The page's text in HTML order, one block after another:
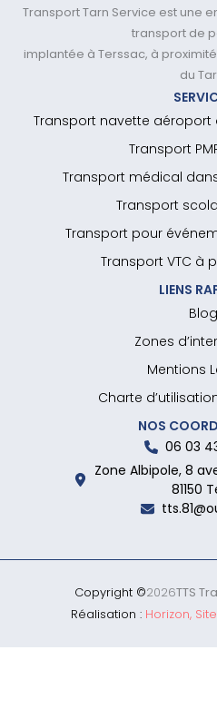
Transport Tarn Service est une
transport de
implantée à Terssac, à
du
Transport navette aéroport
Transport
Transport médical
Transport
Transport pour
Transport VTC à
LIENS
Blog
Zones
Mentions
Charte
NOS
06 03
Zone Albipole, 8
81150
Copyright ©2026TTS
Réalisation : Horizon,